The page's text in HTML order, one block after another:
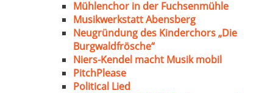
Mühlenchor in der Fuchsenmühle
Musikwerkstatt Abensberg
Neugründung des Kinderchors „Die
Burgwaldfrösche“
Niers-Kendel macht Musik mobil
PitchPlease
Political Lied